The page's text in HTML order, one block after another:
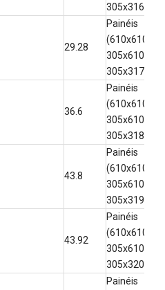
305x316)
29.28
Painéis
(610x610,
305x610,
305x317)
36.6
Painéis
(610x610,
305x610,
305x318)
43.8
Painéis
(610x610,
305x610,
305x319)
43.92
Painéis
(610x610,
305x610,
305x320)
Painéis